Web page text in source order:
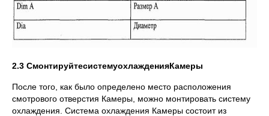
2.3 СмонтируйтесистемуохлажденияКамеры
После того, как было определено место расположения
смотрового отверстия Камеры, можно монтировать систему
охлаждения. Система охлаждения Камеры состоит из